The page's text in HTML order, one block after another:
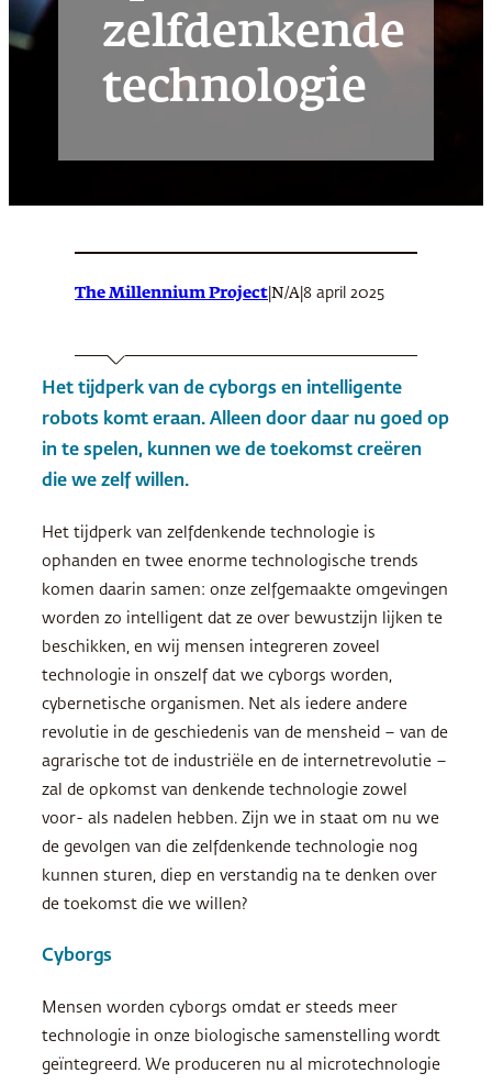
zelfdenkende
technologie
The Millennium Project N/A 8 april 2025
Het tijdperk van de cyborgs en intelligente
robots komt eraan. Alleen door daar nu goed op
in te spelen, kunnen we de toekomst creëren
die we zelf willen.
Het tijdperk van zelfdenkende technologie is
ophanden en twee enorme technologische trends
komen daarin samen: onze zelfgemaakte omgevingen
worden zo intelligent dat ze over bewustzijn lijken te
beschikken, en wij mensen integreren zoveel
technologie in onszelf dat we cyborgs worden,
cybernetische organismen. Net als iedere andere
revolutie in de geschiedenis van de mensheid – van de
agrarische tot de industriële en de internetrevolutie –
zal de opkomst van denkende technologie zowel
voor- als nadelen hebben. Zijn we in staat om nu we
de gevolgen van die zelfdenkende technologie nog
kunnen sturen, diep en verstandig na te denken over
de toekomst die we willen?
Cyborgs
Mensen worden cyborgs omdat er steeds meer
technologie in onze biologische samenstelling wordt
geïntegreerd. We produceren nu al microtechnologie